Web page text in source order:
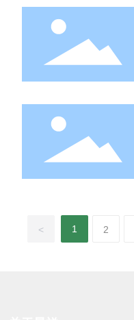
< 1 2